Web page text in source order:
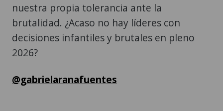
nuestra propia tolerancia ante la
brutalidad. ¿Acaso no hay líderes con
decisiones infantiles y brutales en pleno
2026?
@gabrielaranafuentes